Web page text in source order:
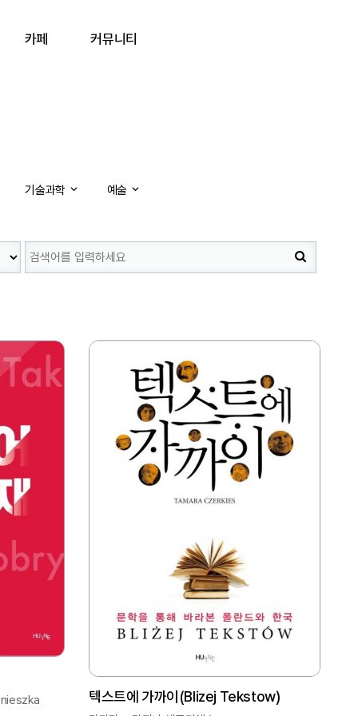
카페 커뮤니티
기술과학 예술
텍스트에 가까이(Blizej Tekstow)